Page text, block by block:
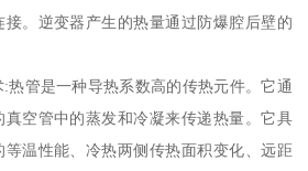
。逆变器产生的热量通过防爆腔后壁的
热管是一种导热系数高的传热元件。它通
空管中的蒸发和冷凝来传递热量。它具
温性能、冷热两侧传热面积变化、远距